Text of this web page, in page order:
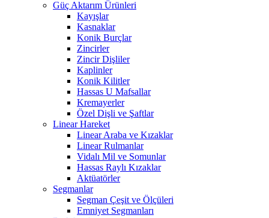
Güç Aktarım Ürünleri
Kayışlar
Kasnaklar
Konik Burçlar
Zincirler
Zincir Dişliler
Kaplinler
Konik Kilitler
Hassas U Mafsallar
Kremayerler
Özel Dişli ve Şaftlar
Linear Hareket
Linear Araba ve Kızaklar
Linear Rulmanlar
Vidalı Mil ve Somunlar
Hassas Raylı Kızaklar
Aktüatörler
Segmanlar
Segman Çeşit ve Ölçüleri
Emniyet Segmanları